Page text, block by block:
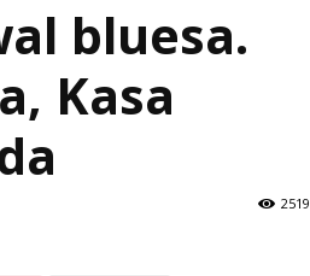
bluesa.
Kasa
2519